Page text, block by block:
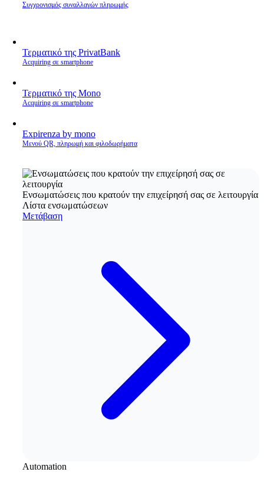
Συγχρονισμός συναλλαγών πληρωμής
Τερματικό της PrivatBank
Acquiring σε smartphone
Τερματικό της Mono
Acquiring σε smartphone
Expirenza by mono
Μενού QR, πληρωμή και φιλοδωρήματα
Ενσωματώσεις που κρατούν την επιχείρησή σας σε λειτουργία
Λίστα ενσωματώσεων
Μετάβαση
Automation